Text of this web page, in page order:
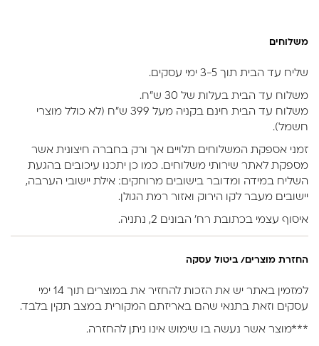
משלוחים
שליח עד הבית תוך 3-5 ימי עסקים.
משלוח עד הבית בעלות של 30 ש״ח.
משלוח עד הבית חינם בקניה מעל 399 ש״ח (לא כולל מוצרי
חשמל).
זמני אספקת המשלוחים תלויים אך ורק בחברה חיצונית אשר
מספקת לאתר שירותי משלוחים. כמו כן יתכנו עיכובים בהגעת
השליח במידה ומדובר בישובים מרוחקים: אילת יישובי הערבה,
יישובים מעבר לקו הירוק ואזור רמת הגולן.
איסוף עצמי בכתובת רח’ הבונים 2, נתניה.
החזרת מוצרים/ ביטול עסקה
למזמין באתר יש את הזכות להחזיר את במוצרים תוך 14 ימי
עסקים וזאת בתנאי שהם באריזתם המקורית במצב תקין בלבד.
***מוצר אשר נעשה בו שימוש אינו ניתן להחזרה.